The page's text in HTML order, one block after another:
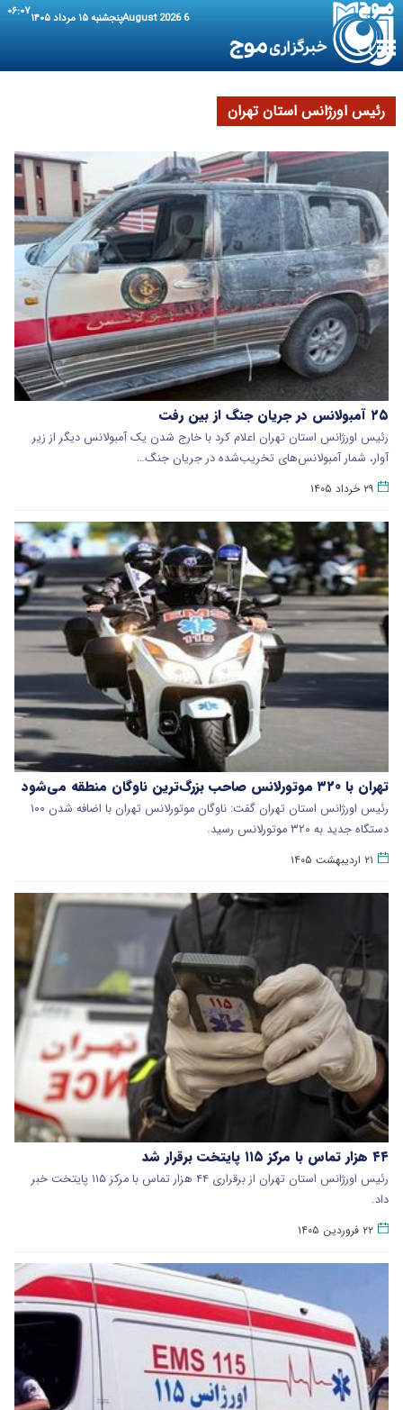
6 August 2026 پنجشنبه ۱۵ مرداد ۱۴۰۵ ۰۶:۰۷
رئیس اورژانس استان تهران
۲۵ آمبولانس در جریان جنگ از بین رفت
رئیس اورژانس استان تهران اعلام کرد با خارج شدن یک آمبولانس دیگر از زیر
آوار، شمار آمبولانس‌های تخریب‌شده در جریان جنگ…
۲۹ خرداد ۱۴۰۵
تهران با ۳۲۰ موتورلانس صاحب بزرگ‌ترین ناوگان منطقه می‌شود
رئیس اورژانس استان تهران گفت: ناوگان موتورلانس تهران با اضافه شدن ۱۰۰
دستگاه جدید به ۳۲۰ موتورلانس رسید.
۲۱ اردیبهشت ۱۴۰۵
۴۴ هزار تماس با مرکز ۱۱۵ پایتخت برقرار شد
رئیس اورژانس استان تهران از برقراری ۴۴ هزار تماس با مرکز ۱۱۵ پایتخت خبر
داد.
۲۲ فروردین ۱۴۰۵